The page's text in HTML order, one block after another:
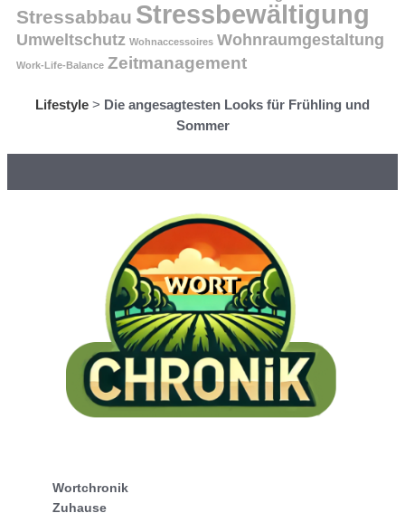
Stressabbau Stressbewältigung
Umweltschutz Wohnaccessoires Wohnraumgestaltung
Work-Life-Balance Zeitmanagement
Lifestyle > Die angesagtesten Looks für Frühling und
Sommer
Wortchronik
Zuhause